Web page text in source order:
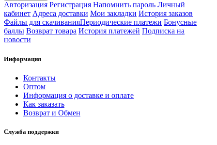
Авторизация Регистрация Напомнить пароль Личный
кабинет Адреса доставки Мои закладки История заказов
Файлы для скачиванияПериодические платежи Бонусные
баллы Возврат товара История платежей Подписка на
новости
Информация
Контакты
Оптом
Информация о доставке и оплате
Как заказать
Возврат и Обмен
Служба поддержки